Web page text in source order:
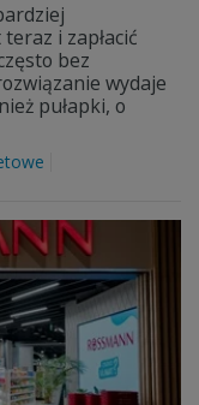
i zapłacić
bez
wydaje
pułapki, o